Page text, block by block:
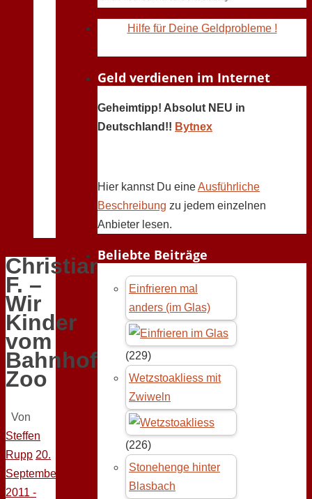
Christiane
F. –
Wir
Kinder
vom
Bahnhof
Zoo
Von
Steffen
Rupp 20.
September
2011 -
Hilfe für Deine Geldprobleme !
Geld verdienen im Internet
Geheimtipp! Absolut NEU in
Deutschland!! Bytnex
Hier kannst Du eineAusführliche
Beschreibung zu jedem einzelnen
Anbieter lesen.
Beliebte Beiträge
Einfrieren mal
anders (im Glas)
(229)
Wetzstoakliess mit
Zwiweln
(226)
Stonehenge hinter
Blasbach